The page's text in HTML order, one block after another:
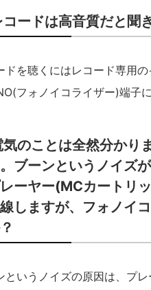
コードは高音質だと聞
ドを聴くにはレコード専用
フォノイコライザー)端子
気のことは全然分かり
ブーンというノイズ
レーヤー(MCカートリ
しますが、フォノイ
というノイズの原因は、プ